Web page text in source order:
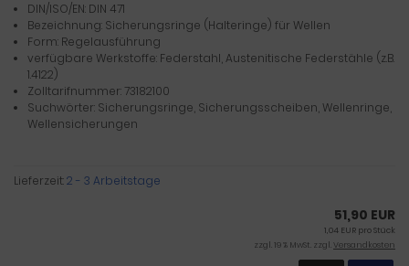
DIN/ISO/EN: DIN 471
Bezeichnung: Sicherungsringe (Halteringe) für Wellen
Form: Regelausführung
verfügbare Werkstoffe: Federstahl, Austenitische Federstähle (z.B.
1.4122)
Zolltarifnummer: 73182100
Suchwörter: Sicherungsringe, Sicherungsscheiben, Wellenringe,
Wellensicherungen
Lieferzeit:2 - 3 Arbeitstage
51,90 EUR
1,04 EUR pro Stück
zzgl. 19 % MwSt. zzgl.Versandkosten